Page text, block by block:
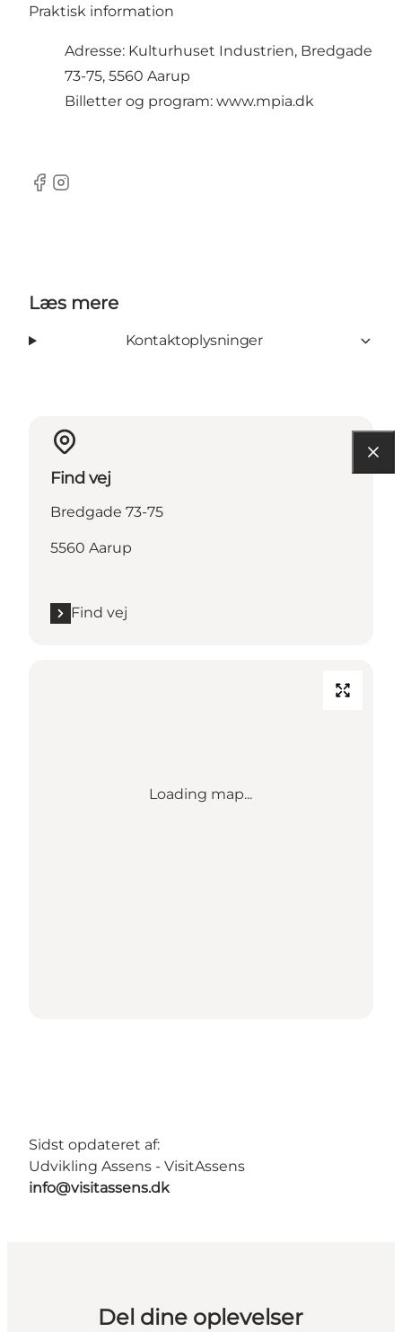
Praktisk information
Adresse: Kulturhuset Industrien, Bredgade
73-75, 5560 Aarup
Billetter og program: www.mpia.dk
Facebook
Instagram
Læs mere
Kontaktoplysninger
Find vej
Bredgade 73-75
5560 Aarup
Find vej
Loading map...
Sidst opdateret af:
Udvikling Assens - VisitAssens
info@visitassens.dk
Del dine oplevelser